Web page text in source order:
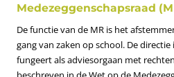
Medezeggenschapsraad
De functie van de MR is het
gang van zaken op school. De directie
fungeert als adviesorgaan met